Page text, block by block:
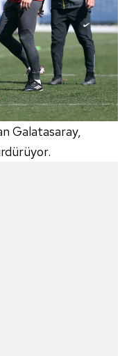
Galatasaray,